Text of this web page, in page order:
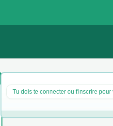
Tu dois te connecter ou t'inscrire